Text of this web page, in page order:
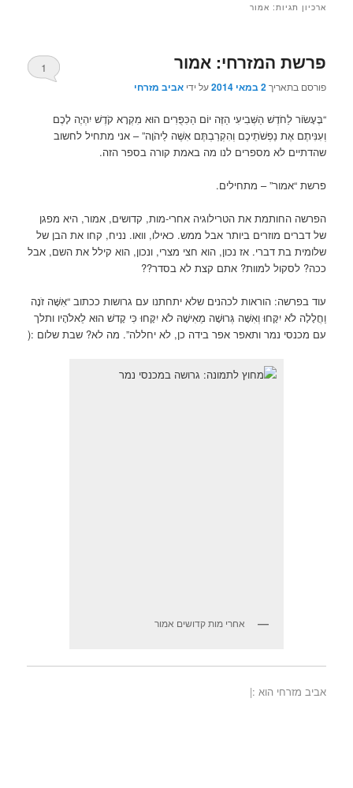
ארכיון תגיות: אמור
פרשת המזרחי: אמור
פורסם בתאריך2 במאי 2014 על ידיאביב מזרחי
1
“בֶּעָשׂוֹר לַחֹדֶשׁ הַשְּׁבִיעִי הַזֶּה יוֹם הַכִּפֻּרִים הוּא מִקְרָא קֹדֶשׁ יִהְיֶה לָכֶם
וְעִנִּיתֶם אֶת נַפְשֹׁתֵיכֶם וְהִקְרַבְתֶּם אִשֶּׁה לַיהֹוָה” – אני מתחיל לחשוב
שהדתיים לא מספרים לנו מה באמת קורה בספר הזה.
פרשת “אמור” – מתחילים.
הפרשה החותמת את הטרילוגיה אחרי-מות, קדושים, אמור, היא מפגן
של דברים מוזרים ביותר אבל ממש. כאילו, וואו. נניח, קחו את הבן של
שלומית בת דברי. אז נכון, הוא חצי מצרי, ונכון, הוא קילל את השם, אבל
ככה? לסקול למוות? אתם קצת לא בסדר??
עוד בפרשה: הוראות לכהנים שלא יתחתנו עם גרושות ככתוב “אִשָּׁה זֹנָה
וַחֲלָלָה לֹא יִקָּחוּ וְאִשָּׁה גְּרוּשָׁה מֵאִישָׁהּ לֹא יִקָּחוּ כִּי קָדשׁ הוּא לֵאלֹהָיו ותלך
עם מכנסי נמר ותאפר אפר בידה כן, לא יחללה”. מה לא? שבת שלום :(
אחרי מות קדושים אמור
אביב מזרחי הוא :|